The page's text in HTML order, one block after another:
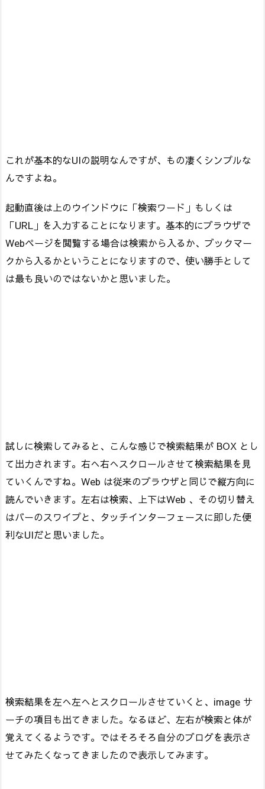
これが基本的なUIの説明なんですが、もの凄くシンプルな
んですよね。
起動直後は上のウインドウに「検索ワード」もしくは
「URL」を入力することになります。基本的にブラウザで
Webページを閲覧する場合は検索から入るか、ブックマー
クから入るかということになりますので、使い勝手として
は最も良いのではないかと思いました。
試しに検索してみると、こんな感じで検索結果が BOX とし
て出力されます。右へ右へスクロールさせて検索結果を見
ていくんですね。Web は従来のブラウザと同じで縦方向に
読んでいきます。左右は検索、上下はWeb 、その切り替え
はバーのスワイプと、タッチインターフェースに即した便
利なUIだと思いました。
検索結果を左へ左へとスクロールさせていくと、image サ
ーチの項目も出てきました。なるほど、左右が検索と体が
覚えてくるようです。ではそろそろ自分のブログを表示さ
せてみたくなってきましたので表示してみます。